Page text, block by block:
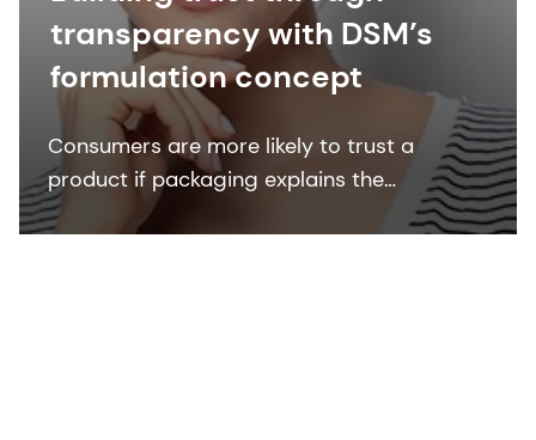
transparency with DSM’s
formulation concept
Consumers are more likely to trust a
product if packaging explains the
ingredients. Our novel formulation concept